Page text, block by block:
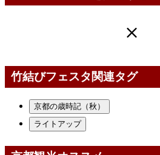
竹結びフェスタ関連タグ
京都の歳時記（秋）
ライトアップ